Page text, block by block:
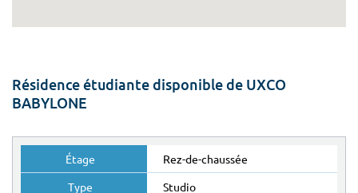
Résidence étudiante disponible de UXCO
BABYLONE
Rez-de-chaussée
Studio